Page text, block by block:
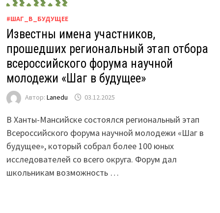
#ШАГ_В_БУДУЩЕЕ
Известны имена участников,
прошедших региональный этап отбора
всероссийского форума научной
молодежи «Шаг в будущее»
Автор: Lanedu 03.12.2025
В Ханты-Мансийске состоялся региональный этап
Всероссийского форума научной молодежи «Шаг в
будущее», который собрал более 100 юных
исследователей со всего округа. Форум дал
школьникам возможность …